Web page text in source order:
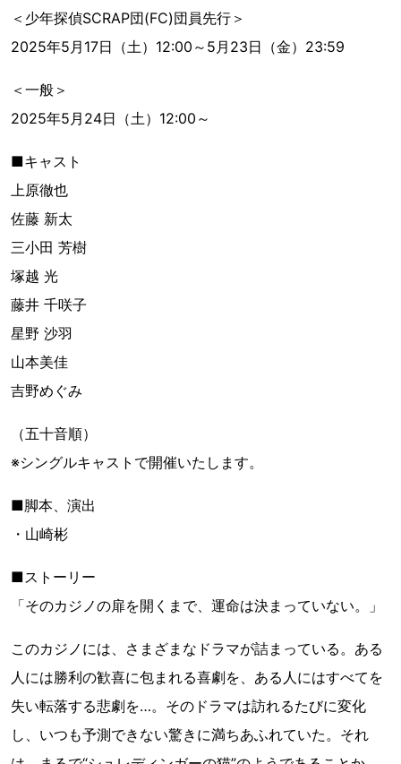
＜少年探偵SCRAP団(FC)団員先行＞
2025年5月17日（土）12:00～5月23日（金）23:59
＜一般＞
2025年5月24日（土）12:00～
■キャスト
上原徹也
佐藤 新太
三小田 芳樹
塚越 光
藤井 千咲子
星野 沙羽
山本美佳
吉野めぐみ
（五十音順）
※シングルキャストで開催いたします。
■脚本、演出
・山崎彬
■ストーリー
「そのカジノの扉を開くまで、運命は決まっていない。」
このカジノには、さまざまなドラマが詰まっている。ある
人には勝利の歓喜に包まれる喜劇を、ある人にはすべてを
失い転落する悲劇を…。そのドラマは訪れるたびに変化
し、いつも予測できない驚きに満ちあふれていた。それ